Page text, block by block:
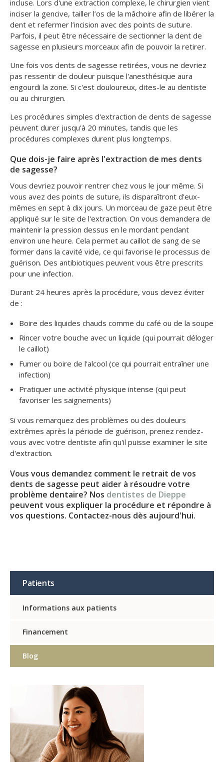
incluse. Lors d'une extraction complexe, le chirurgien vient
inciser la gencive, tailler l’os de la mâchoire afin de libérer la
dent et refermer l’incision avec des points de suture.
Parfois, il peut être nécessaire de sectionner la dent de
sagesse en plusieurs morceaux afin de pouvoir la retirer.
Une fois vos dents de sagesse retirées, vous ne devriez
pas ressentir de douleur puisque l'anesthésique aura
engourdi la zone. Si c'est douloureux, dites-le au dentiste
ou au chirurgien.
Les procédures simples d'extraction de dents de sagesse
peuvent durer jusqu'à 20 minutes, tandis que les
procédures complexes durent plus longtemps.
Que dois-je faire après l'extraction de mes dents
de sagesse?
Vous devriez pouvoir rentrer chez vous le jour même. Si
vous avez des points de suture, ils disparaîtront d’eux-
mêmes en sept à dix jours. Un morceau de gaze peut être
appliqué sur le site de l'extraction. On vous demandera de
maintenir la pression dessus en le mordant pendant
environ une heure. Cela permet au caillot de sang de se
former dans la cavité vide, ce qui favorise le processus de
guérison. Des antibiotiques peuvent vous être prescrits
pour une infection.
Durant 24 heures après la procédure, vous devez éviter
de :
Boire des liquides chauds comme du café ou de la soupe
Rincer votre bouche avec un liquide (qui pourrait déloger
le caillot)
Fumer ou boire de l'alcool (ce qui pourrait entraîner une
infection)
Pratiquer une activité physique intense (qui peut
favoriser les saignements)
Si vous remarquez des problèmes ou des douleurs
extrêmes après la période de guérison, prenez rendez-
vous avec votre dentiste afin qu'il puisse examiner le site
d'extraction.
Vous vous demandez comment le retrait de vos
dents de sagesse peut aider à résoudre votre
problème dentaire? Nos dentistes de Dieppe
peuvent vous expliquer la procédure et répondre à
vos questions. Contactez-nous dès aujourd'hui.
Patients
Informations aux patients
Financement
Blog